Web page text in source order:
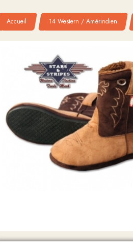
Accueil 14 Western / Amérindien